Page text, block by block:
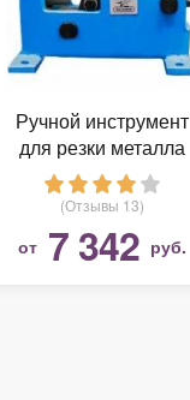
Ручной инструмент
для резки металла
Blacksmith MR2-20
(Отзывы 13)
от 7 342 руб.